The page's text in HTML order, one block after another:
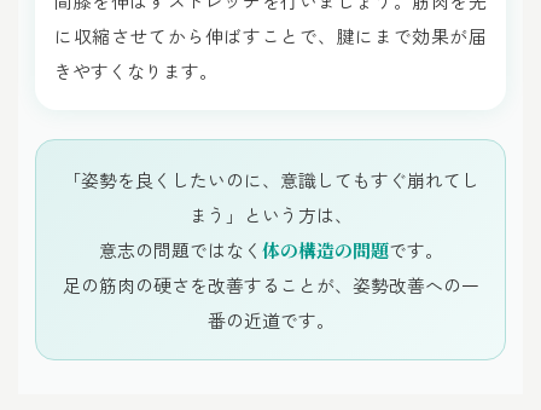
に収縮させてから伸ばすことで、腱にまで効果が届
きやすくなります。
「姿勢を良くしたいのに、意識してもすぐ崩れてし
まう」という方は、
意志の問題ではなく 体の構造の問題です。
足の筋肉の硬さを改善することが、姿勢改善への一
番の近道です。